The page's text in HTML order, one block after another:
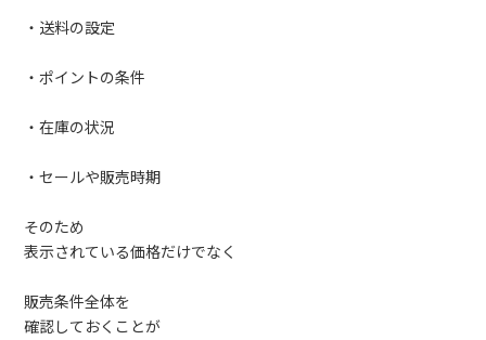
・送料の設定
・ポイントの条件
・在庫の状況
・セールや販売時期
そのため
表示されている価格だけでなく
販売条件全体を
確認しておくことが